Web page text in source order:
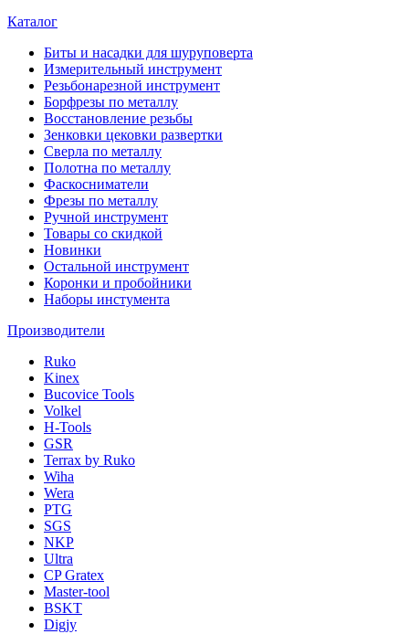
Каталог
Биты и насадки для шуруповерта
Измерительный инструмент
Резьбонарезной инструмент
Борфрезы по металлу
Восстановление резьбы
Зенковки цековки развертки
Сверла по металлу
Полотна по металлу
Фаскосниматели
Фрезы по металлу
Ручной инструмент
Товары со скидкой
Новинки
Остальной инструмент
Коронки и пробойники
Наборы инстумента
Производители
Ruko
Kinex
Bucovice Tools
Volkel
H-Tools
GSR
Terrax by Ruko
Wiha
Wera
PTG
SGS
NKP
Ultra
CP Gratex
Master-tool
BSKT
Digjy